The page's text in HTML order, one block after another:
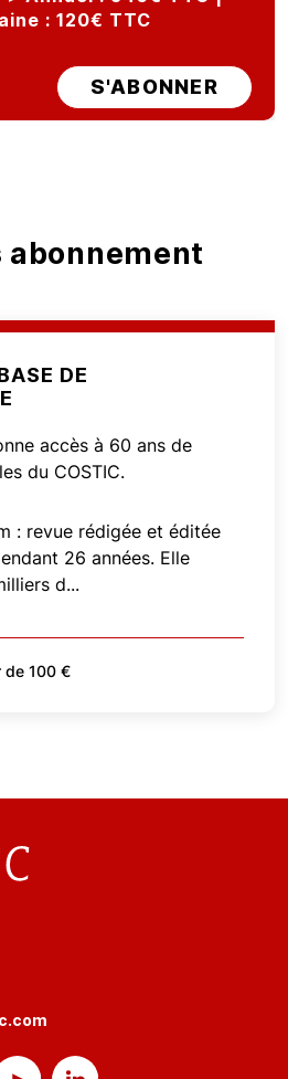
: 120€ TTC
S'ABONNER
abonnement
DE
accès à 60 ans de
du COSTIC.
: revue rédigée et éditée
26 années. Elle
d...
de 100 €